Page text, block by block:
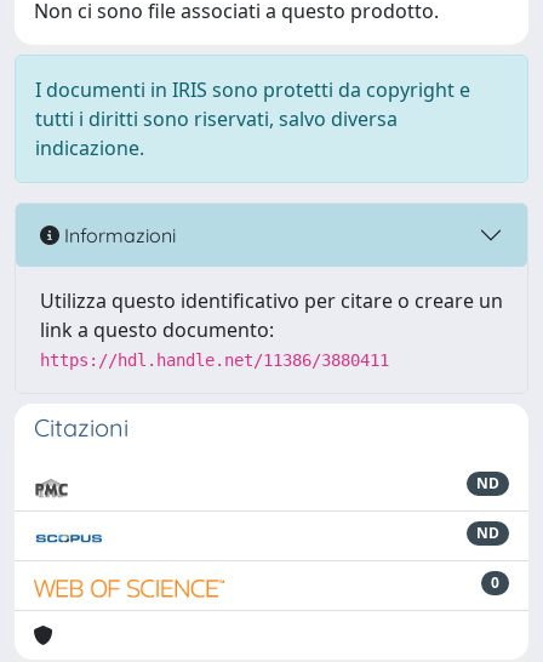
Non ci sono file associati a questo prodotto.
I documenti in IRIS sono protetti da copyright e
tutti i diritti sono riservati, salvo diversa
indicazione.
Informazioni
Utilizza questo identificativo per citare o creare un
link a questo documento:
https://hdl.handle.net/11386/3880411
Citazioni
ND
ND
0